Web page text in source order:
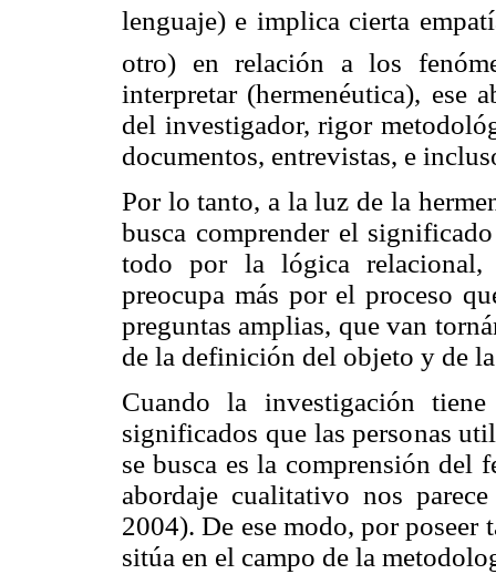
lenguaje) e implica cierta
otro) en relación a los
interpretar (hermenéutica), ese
del investigador, rigor
documentos, entrevistas, e
Por lo tanto, a la luz de la
busca comprender el
todo por la lógica relacional,
preocupa más por el proceso
preguntas amplias, que van
de la definición del objeto y de
Cuando la investigación
significados que las personas
se busca es la comprensión del
abordaje cualitativo nos
2004). De ese modo, por poseer
sitúa en el campo de la